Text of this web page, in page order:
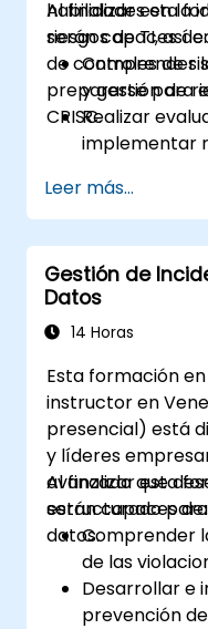
habilidades en la
riesgos de TI, así
de controles de
prepararse para
CRISC.
Al finalizar esta
serán capaces de:
Comprender
y gestión de
Realizar
implementar
sistemas de
Prepararse
de
Leer más...
Gestión de
Datos
14 Horas
Esta formación
instructor en
presencial) está
y líderes
avanzado que
estructurado
datos.
Al finalizar esta
serán capaces de:
Comprender
de las
Desarrollar e
prevención